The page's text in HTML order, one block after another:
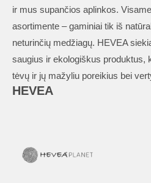
ir mus supančios aplinkos.
asortimente – gaminiai tik iš
neturinčių medžiagų. HEVEA
saugius ir ekologiškus produktus,
tėvų ir jų mažyliu poreikius bei
HEVEA